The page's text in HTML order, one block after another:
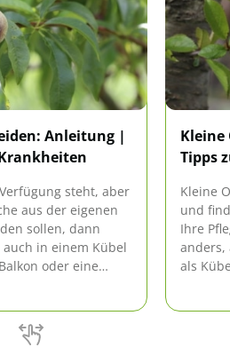
Anleitung |
steht, aber
aus der eigenen
sollen, dann
in einem Kübel
oder eine
Pfirsichbäumen.
Kleine
Tipps
Kleine
und
Ihre
anders,
als